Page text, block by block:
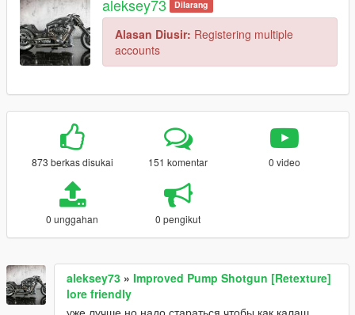
aleksey73 Dilarang
Alasan Diusir: Registering multiple
accounts
873 berkas disukai 151 komentar 0 video
0 unggahan 0 pengikut
aleksey73 » Improved Pump Shotgun [Retexture]
lore friendly